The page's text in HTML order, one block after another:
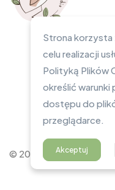
© 2023 Zarysowane
Strona
celu realizacji
Polityką Plików
określić warunki
dostępu do
przeglądarce.
Akceptuj